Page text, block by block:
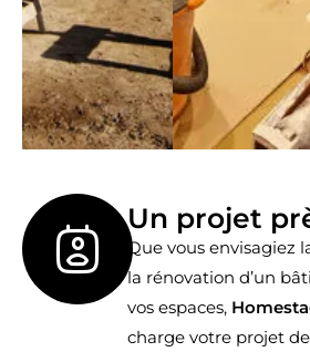
Un projet
Que vous envisagiez
la rénovation d’un
vos espaces,
charge votre projet